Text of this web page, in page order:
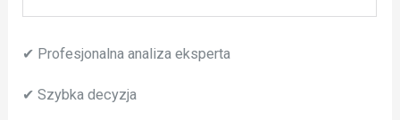
✔ Profesjonalna analiza eksperta
✔ Szybka decyzja